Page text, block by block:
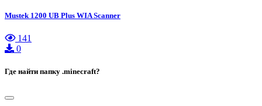
Mustek 1200 UB Plus WIA Scanner
141
0
Где найти папку .minecraft?